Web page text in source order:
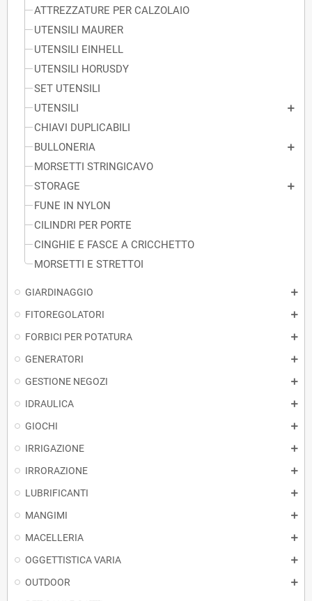
ATTREZZATURE PER CALZOLAIO
UTENSILI MAURER
UTENSILI EINHELL
UTENSILI HORUSDY
SET UTENSILI
UTENSILI
CHIAVI DUPLICABILI
BULLONERIA
MORSETTI STRINGICAVO
STORAGE
FUNE IN NYLON
CILINDRI PER PORTE
CINGHIE E FASCE A CRICCHETTO
MORSETTI E STRETTOI
GIARDINAGGIO
FITOREGOLATORI
FORBICI PER POTATURA
GENERATORI
GESTIONE NEGOZI
IDRAULICA
GIOCHI
IRRIGAZIONE
IRRORAZIONE
LUBRIFICANTI
MANGIMI
MACELLERIA
OGGETTISTICA VARIA
OUTDOOR